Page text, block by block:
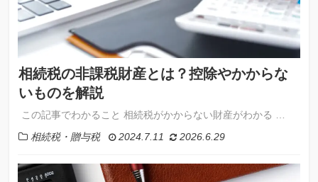
相続税の非課税財産とは？控除やかからな
いものを解説
この記事でわかること 相続税がかからない財産がわかる …
2024.7.11
2026.6.29
相続税・贈与税